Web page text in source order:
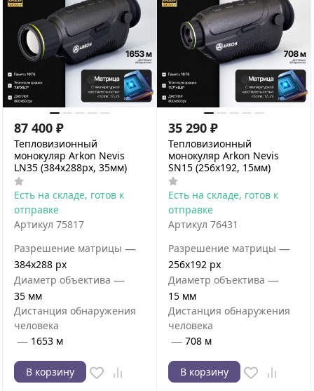
87 400 ₽
Тепловизионный
монокуляр Arkon Nevis
LN35 (384х288px, 35мм)
Есть на складе, готов к
отправке
Артикул 75817
Разрешение матрицы —
384x288 px
Диаметр объектива —
35 мм
Дистанция обнаружения
человека
— 1653 м
В корзину
35 290 ₽
Тепловизионный
монокуляр Arkon Nevis
SN15 (256х192, 15мм)
Есть на складе, готов к
отправке
Артикул 76431
Разрешение матрицы —
256x192 px
Диаметр объектива —
15 мм
Дистанция обнаружения
человека
— 708 м
В корзину